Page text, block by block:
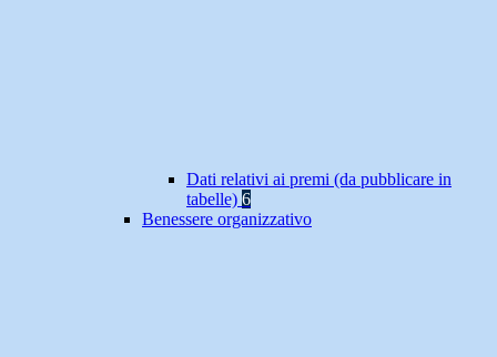
Dati relativi ai premi (da pubblicare in
tabelle) 6
Benessere organizzativo